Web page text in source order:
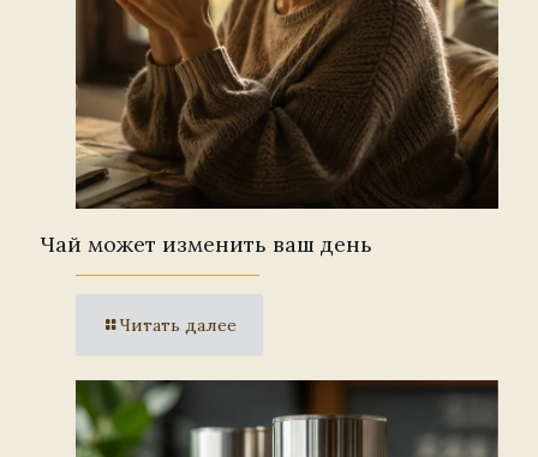
Чай может изменить ваш день
Читать далее